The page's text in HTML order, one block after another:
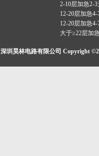
2-10层加急2-3
12-20层加急4-
12-20层加急4-
大于≥22层加
深圳昊林电路有限公司 Copyright